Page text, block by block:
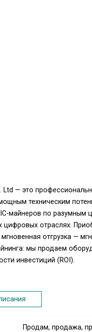
Ltd — это
техническим
майнеров по разумным
цифровых отраслях.
мгновенная отгрузка —
мы продаем
инвестиций (ROI).
компанией
максимальный хешрейт
Продам, продажа,